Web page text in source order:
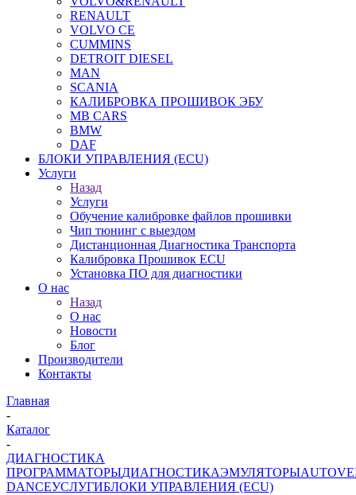
RENAULT
VOLVO CE
CUMMINS
DETROIT DIESEL
MAN
SCANIA
КАЛИБРОВКА ПРОШИВОК ЭБУ
MB CARS
BMW
DAF
БЛОКИ УПРАВЛЕНИЯ (ECU)
Услуги
Назад
Услуги
Обучение калибровке файлов прошивки
Чип тюнинг с выездом
Дистанционная Диагностика Транспорта
Калибровка Прошивок ECU
Установка ПО для диагностики
О нас
Назад
О нас
Новости
Блог
Производители
Контакты
Главная
-
Каталог
-
ДИАГНОСТИКА
ПРОГРАММАТОРЫДИАГНОСТИКАЭМУЛЯТОРЫ
DANCEУСЛУГИБЛОКИ УПРАВЛЕНИЯ (ECU)